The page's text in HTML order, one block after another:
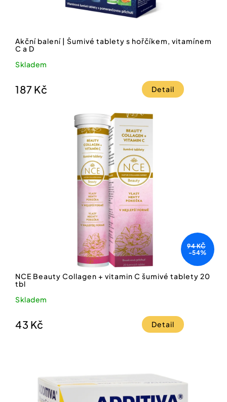
Akční balení | Šumivé tablety s hořčíkem, vitamínem
C a D
Skladem
187 Kč Detail
94 KČ
-54%
NCE Beauty Collagen + vitamin C šumivé tablety 20
tbl
Skladem
43 Kč Detail